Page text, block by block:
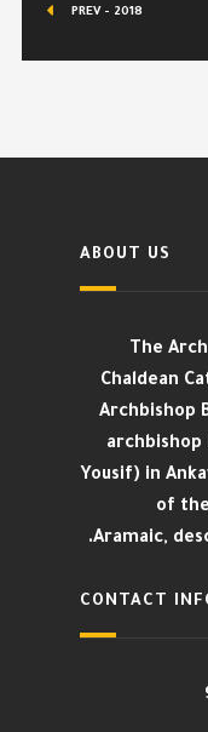
PREV - 2018
ABOUT US
The
Chaldean
Archbishop
archbishop
Yousif) in
of
Aramaic,
CONTACT